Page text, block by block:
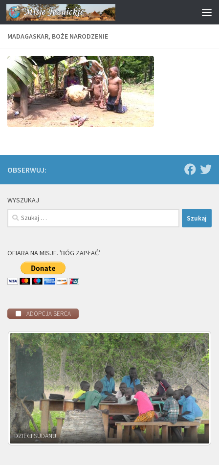
Przejdź do treści
MADAGASKAR, BOŻE NARODZENIE
OBSERWUJ:
WYSZUKAJ
Szukaj:
OFIARA NA MISJE. 'BÓG ZAPŁAĆ’
ADOPCJA SERCA
DZIECI ZAMBII